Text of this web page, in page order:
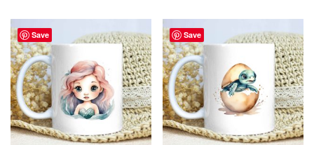
Save Save